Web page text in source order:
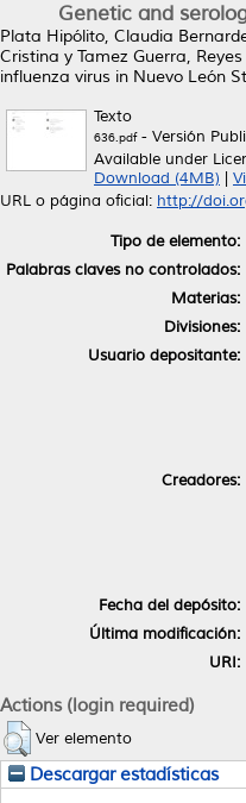
Genetic and
Plata Hipólito, Claudia
Cristina y Tamez Guerra,
influenza virus in Nuevo León
Texto
636.pdf- Versión
Available under
Download (4MB)
URL o página oficial: http://
Tipo de elemento:
Palabras claves no controlados:
Materias:
Divisiones:
Usuario depositante:
Creadores:
Fecha del depósito:
Última modificación:
URI:
Actions (login required)
Ver elemento
Descargar estadísticas